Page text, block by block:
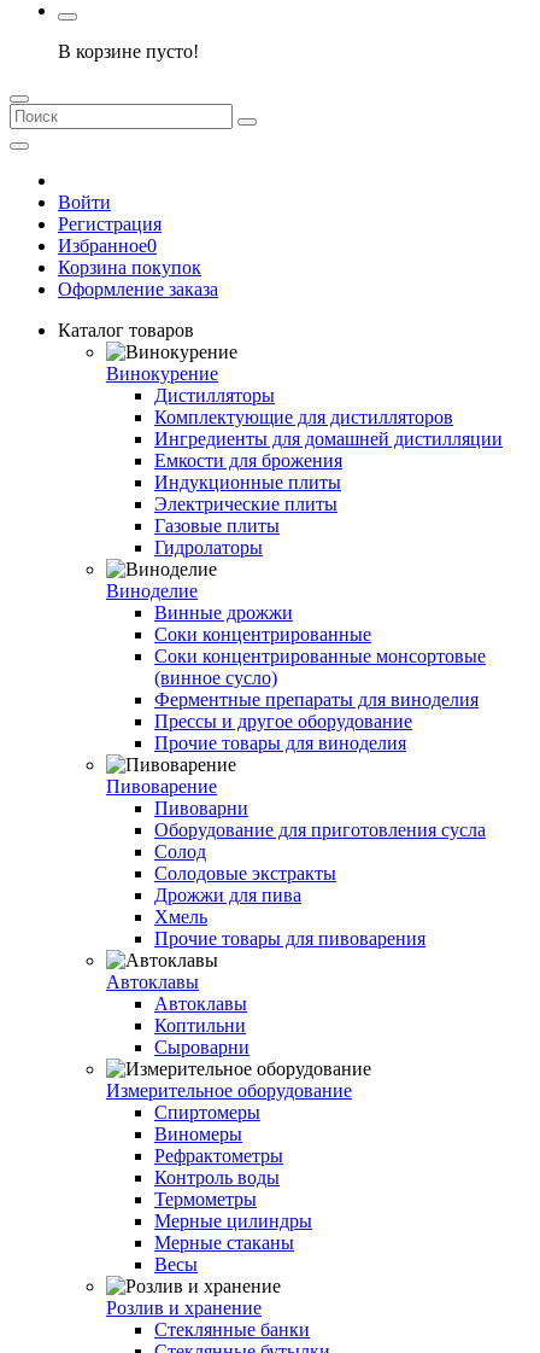
В корзине пусто!
Войти
Регистрация
Избранное0
Корзина покупок
Оформление заказа
Каталог товаров
Винокурение
Дистилляторы
Комплектующие для дистилляторов
Ингредиенты для домашней дистилляции
Емкости для брожения
Индукционные плиты
Электрические плиты
Газовые плиты
Гидролаторы
Виноделие
Винные дрожжи
Соки концентрированные
Соки концентрированные монсортовые
(винное сусло)
Ферментные препараты для виноделия
Прессы и другое оборудование
Прочие товары для виноделия
Пивоварение
Пивоварни
Оборудование для приготовления сусла
Солод
Солодовые экстракты
Дрожжи для пива
Хмель
Прочие товары для пивоварения
Автоклавы
Автоклавы
Коптильни
Сыроварни
Измерительное оборудование
Спиртомеры
Виномеры
Рефрактометры
Контроль воды
Термометры
Мерные цилиндры
Мерные стаканы
Весы
Розлив и хранение
Стеклянные банки